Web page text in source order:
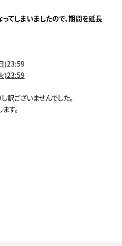
てしまいましたので、期間を延長
)23:59
)23:59
訳ございませんでした。
す。